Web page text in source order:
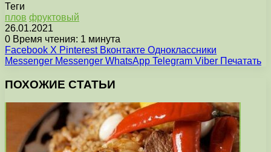
Теги
плов фруктовый
26.01.2021
0 Время чтения: 1 минута
Facebook X Pinterest Вконтакте Одноклассники
Messenger Messenger WhatsApp Telegram Viber Печатать
ПОХОЖИЕ СТАТЬИ